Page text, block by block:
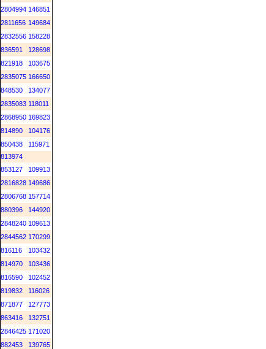
2804994 146851
2811656 149684
2832556 158228
836591
128698
821918
103675
2835075 166650
848530
134077
2835083 118011
2868950 169823
814890
104176
850438
115971
813974
853127
109913
2816828 149686
2806768 157714
880396
144920
2848240 109613
2844562 170299
816116
103432
814970
103436
816590
102452
819832
116026
871877
127773
863416
132751
2846425 171020
882453 139765